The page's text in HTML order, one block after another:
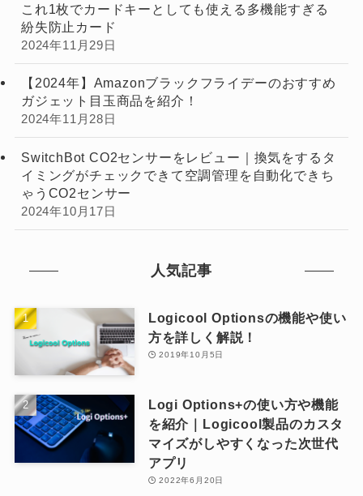
これ1枚でカードキーとしても使える多機能すぎる
紛失防止カード
2024年11月29日
【2024年】Amazonブラックフライデーのおすすめ
ガジェット目玉商品を紹介！
2024年11月28日
SwitchBot CO2センサーをレビュー｜換気をするタ
イミングがチェックできて空調管理を自動化できち
ゃうCO2センサー
2024年10月17日
人気記事
Logicool Optionsの機能や使い
方を詳しく解説！
2019年10月5日
Logi Options+の使い方や機能
を紹介｜Logicool製品のカスタ
マイズがしやすくなった次世代
アプリ
2022年6月20日